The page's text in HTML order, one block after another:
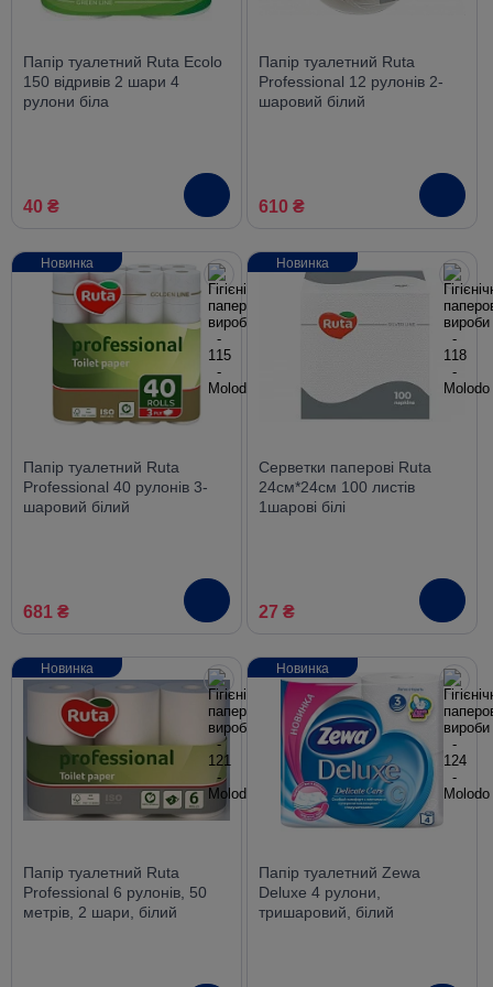
Папір туалетний Ruta Ecolo
150 відривів 2 шари 4
рулони біла
40 ₴
Папір туалетний Ruta
Professional 12 рулонів 2-
шаровий білий
610 ₴
Папір туалетний Ruta
Professional 40 рулонів 3-
шаровий білий
681 ₴
Новинка
Серветки паперові Ruta
24см*24см 100 листів
1шарові бiлi
27 ₴
Новинка
Папір туалетний Ruta
Professional 6 рулонів, 50
метрів, 2 шари, білий
Новинка
Папір туалетний Zewa
Deluxe 4 рулони,
тришаровий, білий
Новинка